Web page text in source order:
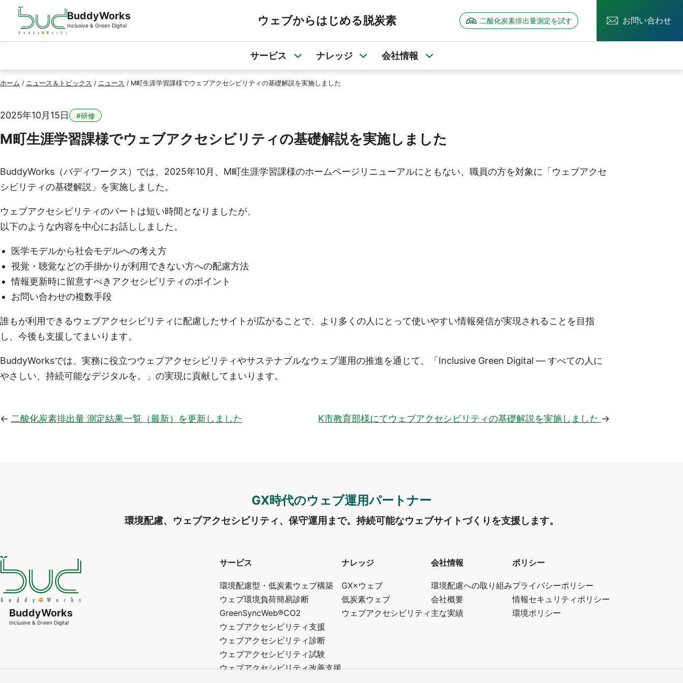
ページの先頭
本文へスキップ
BuddyWorks
Inclusive & Green Digital ウェブからはじめる脱炭素 二酸化炭素排出量測定を試す お問い合わせ
サービス
サービスのサブメニューを開く
ナレッジ
ナレッジのサブメニューを開く
会社情報
ホーム / ニュース＆トピックス / ニュース / M町生涯学習課様でウェブアクセシビリティの基礎解説を実施しました
2025年10月15日 #研修
M町生涯学習課様でウェブアクセシビリティの基礎解説を実施しました
BuddyWorks（バディワークス）では、2025年10月、M町生涯学習課様のホームページリニューアルにともない、職員の方を対象に「ウェブアクセ
シビリティの基礎解説」を実施しました。
ウェブアクセシビリティのパートは短い時間となりましたが、
以下のような内容を中心にお話ししました。
医学モデルから社会モデルへの考え方
視覚・聴覚などの手掛かりが利用できない方への配慮方法
情報更新時に留意すべきアクセシビリティのポイント
お問い合わせの複数手段
誰もが利用できるウェブアクセシビリティに配慮したサイトが広がることで、より多くの人にとって使いやすい情報発信が実現されることを目指
し、今後も支援してまいります。
BuddyWorksでは、実務に役立つウェブアクセシビリティやサステナブルなウェブ運用の推進を通じて、「Inclusive Green Digital ― すべての人に
やさしい、持続可能なデジタルを。」の実現に貢献してまいります。
二酸化炭素排出量 測定結果一覧（最新）を更新しました K市教育部様にてウェブアクセシビリティの基礎解説を実施しました
GX時代のウェブ運用パートナー
環境配慮、ウェブアクセシビリティ、保守運用まで。 持続可能なウェブサイトづくりを支援します。
BuddyWorks
Inclusive & Green Digital
サービス
環境配慮型・低炭素ウェブ構築
ウェブ環境負荷簡易診断
GreenSyncWeb®CO2
ウェブアクセシビリティ支援
ウェブアクセシビリティ診断
ウェブアクセシビリティ試験
ウェブアクセシビリティ改善支援
ナレッジ
GX×ウェブ
低炭素ウェブ
ウェブアクセシビリティ
会社情報
環境配慮への取り組み
会社概要
主な実績
ポリシー
プライバシーポリシー
情報セキュリティポリシー
環境ポリシー